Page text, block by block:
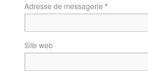
Adresse de messagerie *
Site web